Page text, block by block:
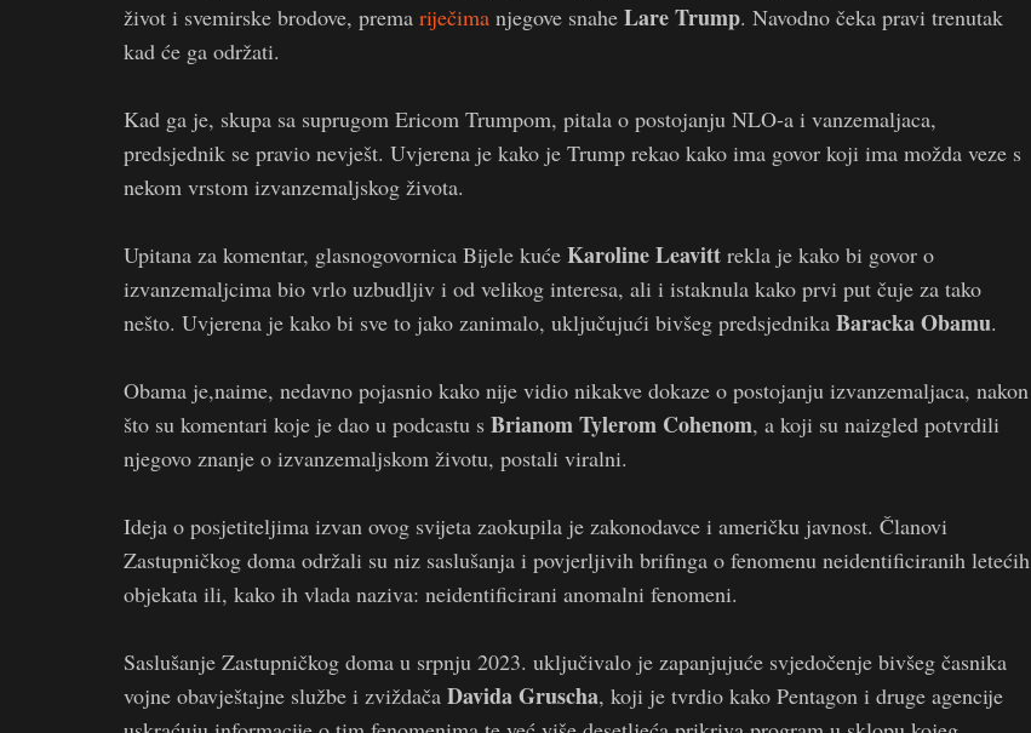
život i svemirske brodove, prema riječima njegove snahe Lare Trump. Navodno čeka pravi trenutak
kad će ga održati.
Kad ga je, skupa sa suprugom Ericom Trumpom, pitala o postojanju NLO-a i vanzemaljaca,
predsjednik se pravio nevješt. Uvjerena je kako je Trump rekao kako ima govor koji ima možda veze s
nekom vrstom izvanzemaljskog života.
Upitana za komentar, glasnogovornica Bijele kuće Karoline Leavitt rekla je kako bi govor o
izvanzemaljcima bio vrlo uzbudljiv i od velikog interesa, ali i istaknula kako prvi put čuje za tako
nešto. Uvjerena je kako bi sve to jako zanimalo, uključujući bivšeg predsjednika Baracka Obamu.
Obama je,naime, nedavno pojasnio kako nije vidio nikakve dokaze o postojanju izvanzemaljaca, nakon
što su komentari koje je dao u podcastu s Brianom Tylerom Cohenom, a koji su naizgled potvrdili
njegovo znanje o izvanzemaljskom životu, postali viralni.
Ideja o posjetiteljima izvan ovog svijeta zaokupila je zakonodavce i američku javnost. Članovi
Zastupničkog doma održali su niz saslušanja i povjerljivih brifinga o fenomenu neidentificiranih letećih
objekata ili, kako ih vlada naziva: neidentificirani anomalni fenomeni.
Saslušanje Zastupničkog doma u srpnju 2023. uključivalo je zapanjujuće svjedočenje bivšeg časnika
vojne obavještajne službe i zviždača Davida Gruscha, koji je tvrdio kako Pentagon i druge agencije